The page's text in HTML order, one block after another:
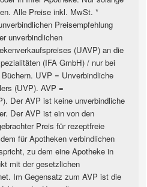
Alle Preise inkl. MwSt. *
Preisempfehlung
unverbindlichen
(UAVP) an die
(IFA GmbH) / nur bei
UVP = Unverbindliche
(UVP). AVP =
Der AVP ist keine unverbindliche
Der AVP ist ein von den
Preis für rezeptfreie
für Apotheken verbindlichen
zu dem eine Apotheke in
mit der gesetzlichen
Im Gegensatz zum AVP ist die